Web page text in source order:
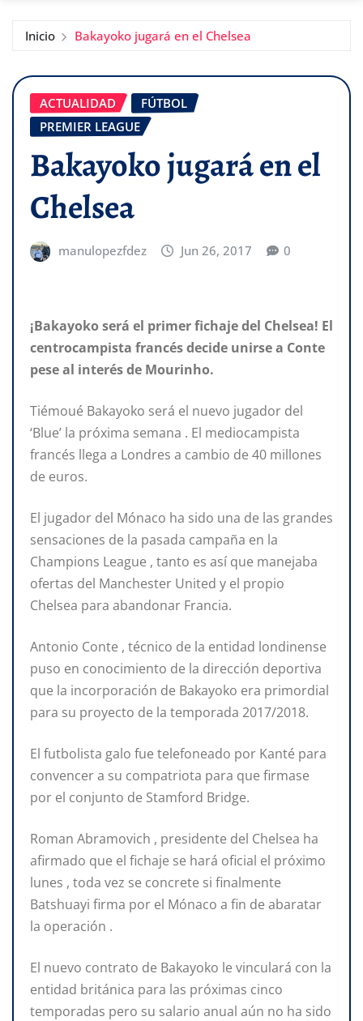
Inicio Bakayoko jugará en el Chelsea
ACTUALIDAD
FÚTBOL
PREMIER LEAGUE
Bakayoko jugará en el
Chelsea
manulopezfdez Jun 26, 2017 0
¡Bakayoko será el primer fichaje del Chelsea! El
centrocampista francés decide unirse a Conte
pese al interés de Mourinho.
Tiémoué Bakayoko será el nuevo jugador del
‘Blue’ la próxima semana . El mediocampista
francés llega a Londres a cambio de 40 millones
de euros.
El jugador del Mónaco ha sido una de las grandes
sensaciones de la pasada campaña en la
Champions League , tanto es así que manejaba
ofertas del Manchester United y el propio
Chelsea para abandonar Francia.
Antonio Conte , técnico de la entidad londinense
puso en conocimiento de la dirección deportiva
que la incorporación de Bakayoko era primordial
para su proyecto de la temporada 2017/2018.
El futbolista galo fue telefoneado por Kanté para
convencer a su compatriota para que firmase
por el conjunto de Stamford Bridge.
Roman Abramovich , presidente del Chelsea ha
afirmado que el fichaje se hará oficial el próximo
lunes , toda vez se concrete si finalmente
Batshuayi firma por el Mónaco a fin de abaratar
la operación .
El nuevo contrato de Bakayoko le vinculará con la
entidad británica para las próximas cinco
temporadas pero su salario anual aún no ha sido